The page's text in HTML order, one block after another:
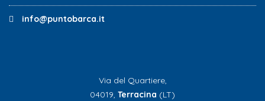
info@puntobarca.it
Via del Quartiere,
04019, Terracina (LT)